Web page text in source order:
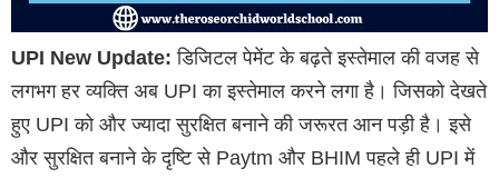
UPI New Update: डिजिटल पेमेंट के बढ़ते इस्तेमाल की वजह से
लगभग हर व्यक्ति अब UPI का इस्तेमाल करने लगा है। जिसको देखते
हुए UPI को और ज्यादा सुरक्षित बनाने की जरूरत आन पड़ी है। इसे
और सुरक्षित बनाने के दृष्टि से Paytm और BHIM पहले ही UPI में